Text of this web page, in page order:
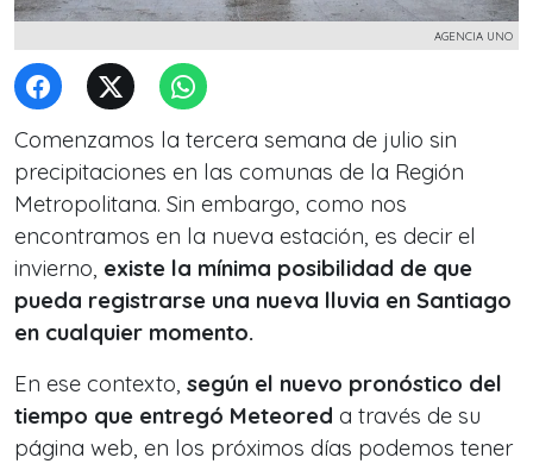
AGENCIA UNO
Comenzamos la tercera semana de julio sin
precipitaciones en las comunas de la Región
Metropolitana. Sin embargo, como nos
encontramos en la nueva estación, es decir el
invierno, existe la mínima posibilidad de que
pueda registrarse una nueva lluvia en Santiago
en cualquier momento.
En ese contexto, según el nuevo pronóstico del
tiempo que entregó Meteored a través de su
página web, en los próximos días podemos tener